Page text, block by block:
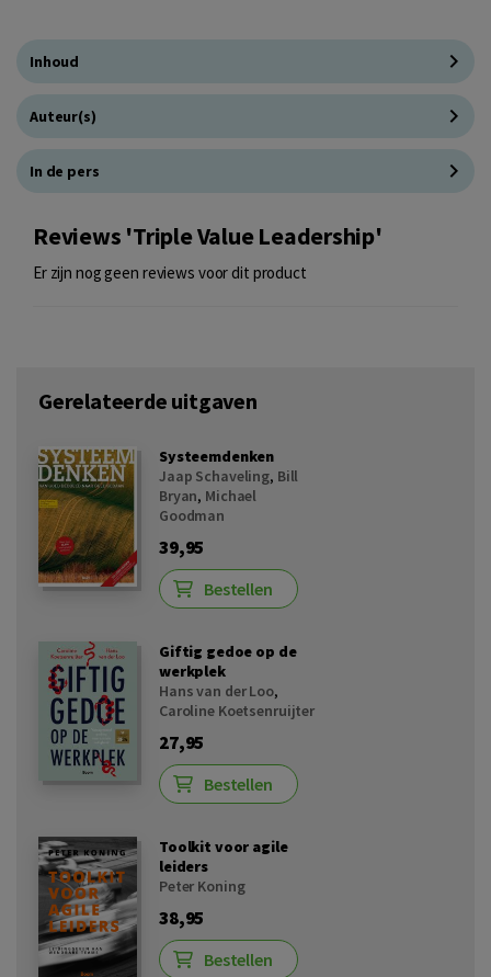
Inhoud
Auteur(s)
In de pers
Reviews 'Triple Value Leadership'
Er zijn nog geen reviews voor dit product
Gerelateerde uitgaven
Systeemdenken
Jaap Schaveling, Bill
Bryan, Michael
Goodman
39,95
Bestellen
Giftig gedoe op de
werkplek
Hans van der Loo,
Caroline Koetsenruijter
27,95
Bestellen
Toolkit voor agile
leiders
Peter Koning
38,95
Bestellen